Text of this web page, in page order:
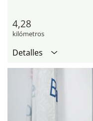
4,28
kilómetros
Detalles